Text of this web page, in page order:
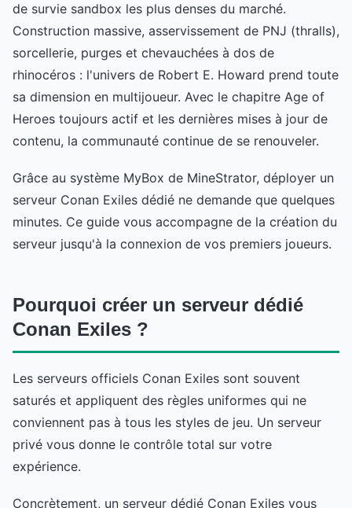
de survie sandbox les plus denses du marché.
Construction massive, asservissement de PNJ (thralls),
sorcellerie, purges et chevauchées à dos de
rhinocéros : l'univers de Robert E. Howard prend toute
sa dimension en multijoueur. Avec le chapitre Age of
Heroes toujours actif et les dernières mises à jour de
contenu, la communauté continue de se renouveler.
Grâce au système MyBox de MineStrator, déployer un
serveur Conan Exiles dédié ne demande que quelques
minutes. Ce guide vous accompagne de la création du
serveur jusqu'à la connexion de vos premiers joueurs.
Pourquoi créer un serveur dédié
Conan Exiles ?
Les serveurs officiels Conan Exiles sont souvent
saturés et appliquent des règles uniformes qui ne
conviennent pas à tous les styles de jeu. Un serveur
privé vous donne le contrôle total sur votre
expérience.
Concrètement, un serveur dédié Conan Exiles vous